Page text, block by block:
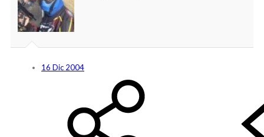
16 Dic 2004